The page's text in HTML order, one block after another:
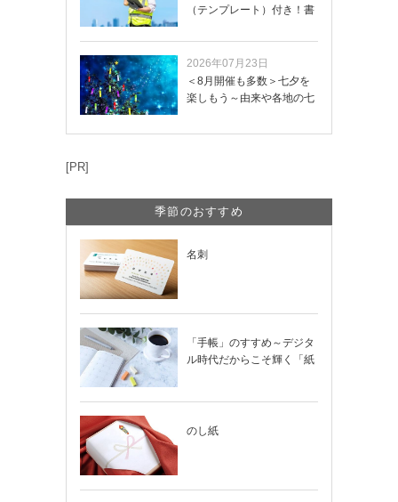
（テンプレート）付き！書
2026年07月23日
＜8月開催も多数＞七夕を
楽しもう～由来や各地の七
[PR]
季節のおすすめ
名刺
「手帳」のすすめ～デジタ
ル時代だからこそ輝く「紙
のし紙